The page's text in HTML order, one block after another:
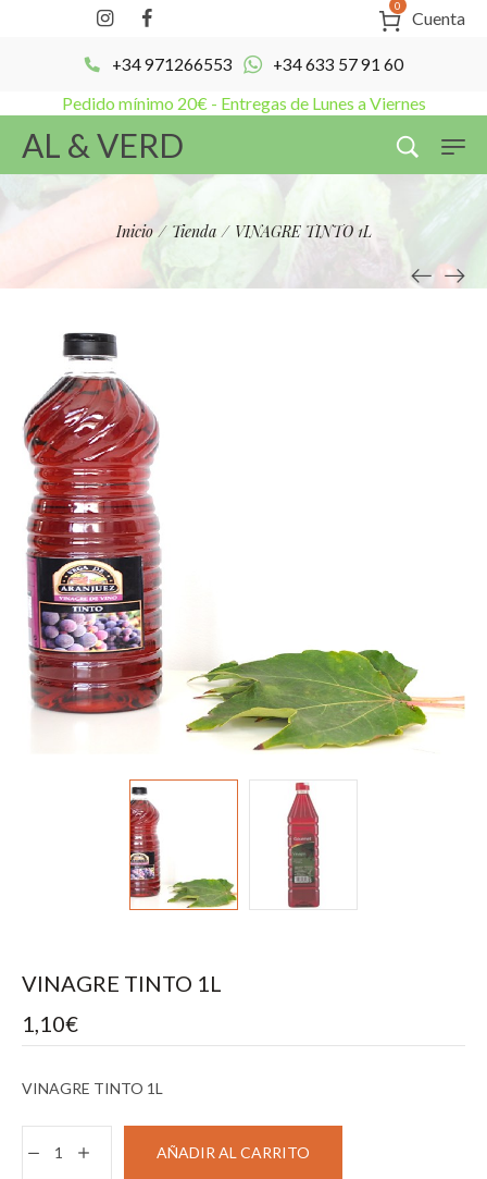
0
Cuenta
+34 971266553 +34 633 57 91 60
Pedido mínimo 20€ - Entregas de Lunes a Viernes
AL & VERD
Inicio / Tienda / VINAGRE TINTO 1L
VINAGRE TINTO 1L
1,10€
VINAGRE TINTO 1L
AÑADIR AL CARRITO